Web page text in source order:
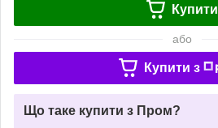
Купити
або
Купити з
Що таке купити з Пром?